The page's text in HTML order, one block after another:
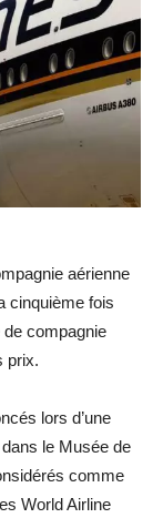
aérienne
cinquième fois
compagnie
prix.
lors d’une
le Musée de
comme
World Airline